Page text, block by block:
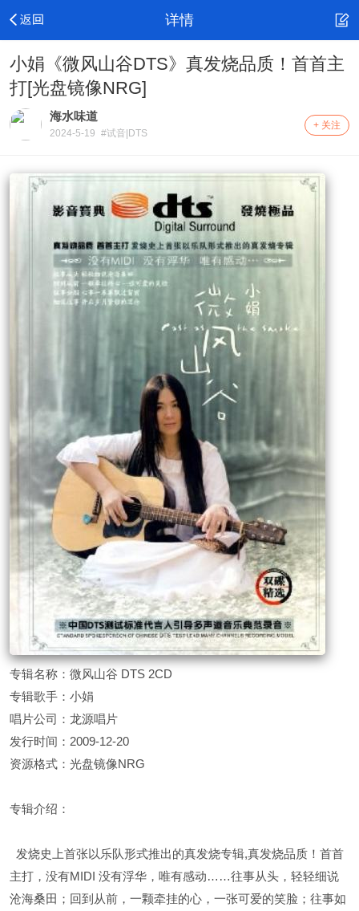
详情
小娟《微风山谷DTS》真发烧品质！首首主
打[光盘镜像NRG]
海水味道
2024-5-19 #试音|DTS
+ 关注
专辑名称：微风山谷 DTS 2CD
专辑歌手：小娟
唱片公司：龙源唱片
发行时间：2009-12-20
资源格式：光盘镜像NRG
专辑介绍：
发烧史上首张以乐队形式推出的真发烧专辑,真发烧品质！首首
主打，没有MIDI 没有浮华，唯有感动……往事从头，轻轻细说
沧海桑田；回到从前，一颗牵挂的心，一张可爱的笑脸；往事如